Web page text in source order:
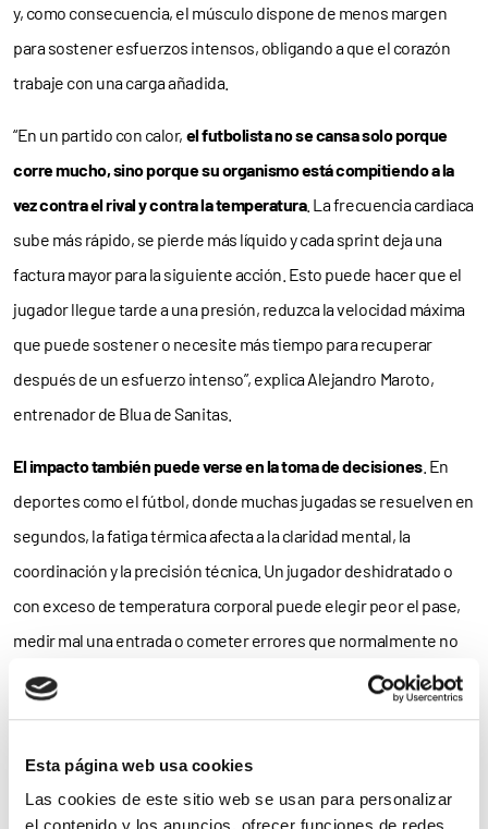
Esta página web usa cookies
Las cookies de este sitio web se usan para personalizar
y, como consecuencia, el músculo dispone de menos margen
para sostener esfuerzos intensos, obligando a que el corazón
trabaje con una carga añadida.
“En un partido con calor, el futbolista no se cansa solo porque
corre mucho, sino porque su organismo está compitiendo a la
vez contra el rival y contra la temperatura. La frecuencia cardiaca
sube más rápido, se pierde más líquido y cada sprint deja una
factura mayor para la siguiente acción. Esto puede hacer que el
jugador llegue tarde a una presión, reduzca la velocidad máxima
que puede sostener o necesite más tiempo para recuperar
después de un esfuerzo intenso”, explica Alejandro Maroto,
entrenador de Blua de Sanitas.
El impacto también puede verse en la toma de decisiones. En
deportes como el fútbol, donde muchas jugadas se resuelven en
segundos, la fatiga térmica afecta a la claridad mental, la
coordinación y la precisión técnica. Un jugador deshidratado o
con exceso de temperatura corporal puede elegir peor el pase,
medir mal una entrada o cometer errores que normalmente no
aparecerían en condiciones ambientales más habituales.
Consejos para hacer